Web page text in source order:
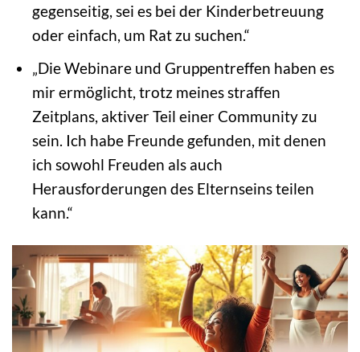
gegenseitig, sei es bei der Kinderbetreuung
oder einfach, um Rat zu suchen.“
„Die Webinare und Gruppentreffen haben es
mir ermöglicht, trotz meines straffen
Zeitplans, aktiver Teil einer Community zu
sein. Ich habe Freunde gefunden, mit denen
ich sowohl Freuden als auch
Herausforderungen des Elternseins teilen
kann.“